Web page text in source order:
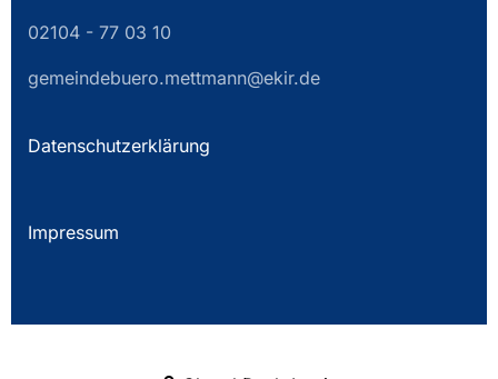
02104 - 77 03 10
gemeindebuero.mettmann@ekir.de
Datenschutzerklärung
Impressum